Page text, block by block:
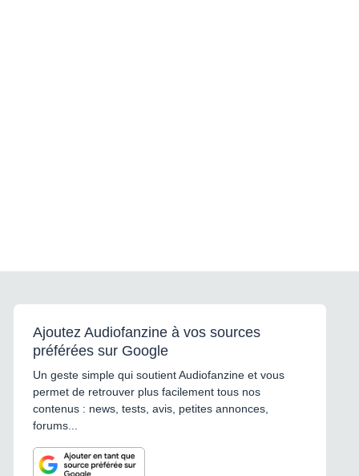
Ajoutez Audiofanzine à vos sources
préférées sur Google
Un geste simple qui soutient Audiofanzine et vous
permet de retrouver plus facilement tous nos
contenus : news, tests, avis, petites annonces,
forums...